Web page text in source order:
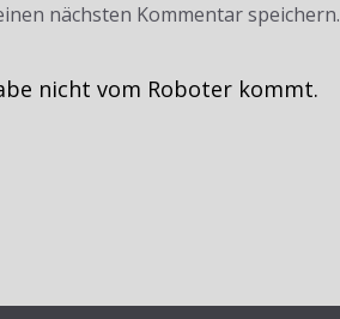
nächsten Kommentar speichern.
nicht vom Roboter kommt.